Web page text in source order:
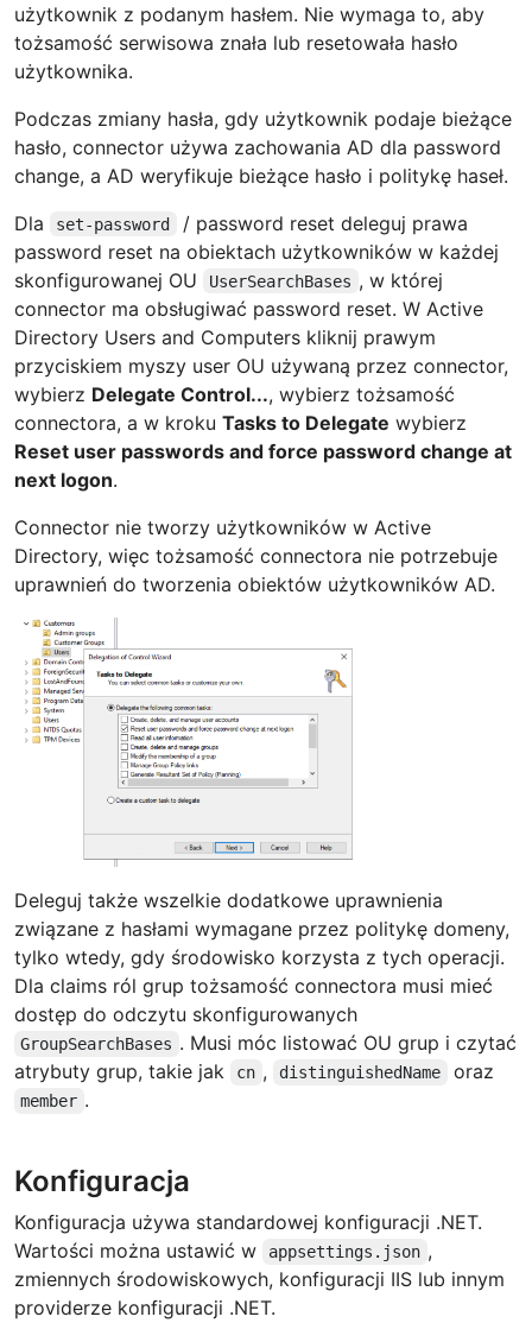
użytkownik z podanym hasłem. Nie wymaga to, aby
tożsamość serwisowa znała lub resetowała hasło
użytkownika.
Podczas zmiany hasła, gdy użytkownik podaje bieżące
hasło, connector używa zachowania AD dla password
change, a AD weryfikuje bieżące hasło i politykę haseł.
Dla
set-password
/ password reset deleguj prawa
password reset na obiektach użytkowników w każdej
skonfigurowanej OU
UserSearchBases , w której
connector ma obsługiwać password reset. W Active
Directory Users and Computers kliknij prawym
przyciskiem myszy user OU używaną przez connector,
wybierz Delegate Control..., wybierz tożsamość
connectora, a w kroku Tasks to Delegate wybierz
Reset user passwords and force password change at
next logon.
Connector nie tworzy użytkowników w Active
Directory, więc tożsamość connectora nie potrzebuje
uprawnień do tworzenia obiektów użytkowników AD.
Deleguj także wszelkie dodatkowe uprawnienia
związane z hasłami wymagane przez politykę domeny,
tylko wtedy, gdy środowisko korzysta z tych operacji.
Dla claims ról grup tożsamość connectora musi mieć
dostęp do odczytu skonfigurowanych
GroupSearchBases . Musi móc listować OU grup i czytać
atrybuty grup, takie jak
cn , distinguishedName oraz
member .
Konfiguracja
Konfiguracja używa standardowej konfiguracji .NET.
Wartości można ustawić w
appsettings.json ,
zmiennych środowiskowych, konfiguracji IIS lub innym
providerze konfiguracji .NET.